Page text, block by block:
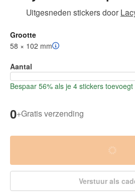
Uitgesneden stickersdoor
Grootte
58 × 102 mm
Aantal
Bespaar 56% als je 4 stickers toevoegt
0+Gratis verzending
Verstuur als